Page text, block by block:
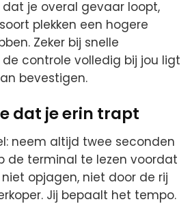
je overal gevaar loopt,
plekken een hogere
Zeker bij snelle
controle volledig bij jou ligt
bevestigen.
dat je erin trapt
neem altijd twee seconden
de terminal te lezen voordat
opjagen, niet door de rij
Jij bepaalt het tempo.